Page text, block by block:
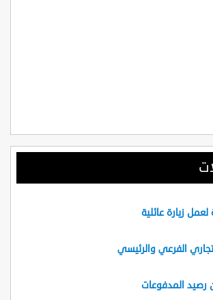
زيارة عائلية
الفرعي والرئيسي
رصيد المدفوعات